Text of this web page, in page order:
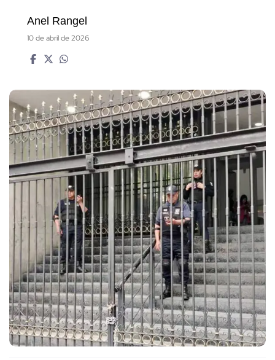
Anel Rangel
10 de abril de 2026